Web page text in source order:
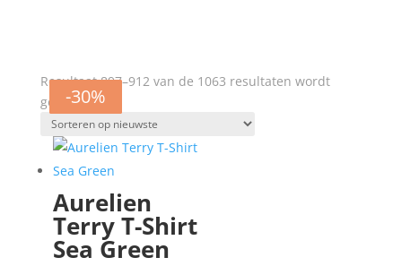
Resultaat 897–912 van de 1063 resultaten wordt
getoondGesorteerd
op
nieuwste
-30%
Aurelien
Terry T-Shirt
Sea Green
-30%
-30%
-30%
-30%
-30%
-30%